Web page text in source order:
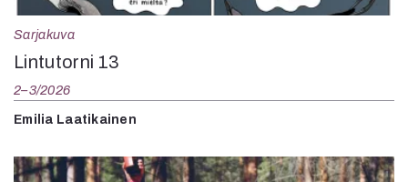
Sarjakuva
Lintutorni 13
2–3/2026
Emilia Laatikainen